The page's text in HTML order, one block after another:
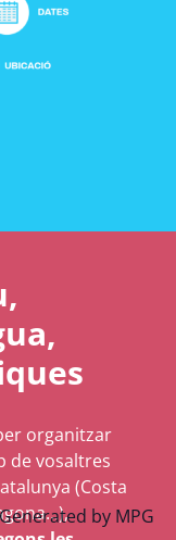
organitzar
de vosaltres
(Costa
Generated by MPG